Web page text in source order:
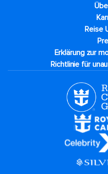
Reise
Erklärung zur
Richtlinie für